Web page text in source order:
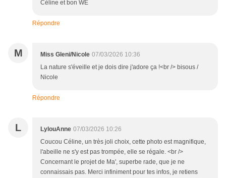
Céline et bon WE
Répondre
M Miss Gleni/Nicole 07/03/2026 10:36
La nature s'éveille et je dois dire j'adore ça !<br /> bisous /
Nicole
Répondre
L LylouAnne 07/03/2026 10:26
Coucou Céline, un très joli choix, cette photo est magnifique,
l'abeille ne s'y est pas trompée, elle se régale. <br />
Concernant le projet de Ma', superbe rade, que je ne
connaissais pas. Merci infiniment pour tes infos, je retiens